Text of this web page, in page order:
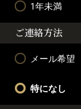
1年未満
ご連絡方法
メール希望
特になし